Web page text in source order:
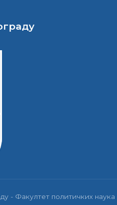
- Факултет политичких наука